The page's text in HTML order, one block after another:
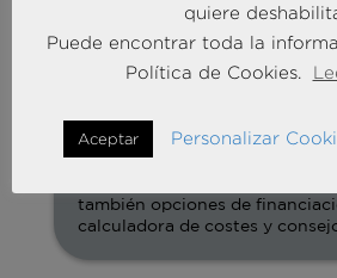
3: La propuesta
Crear un paquete “Hogar en
también opciones de
calculadora de costes y
quiere
Puede encontrar toda la
Política de Cookies.
Aceptar Personalizar